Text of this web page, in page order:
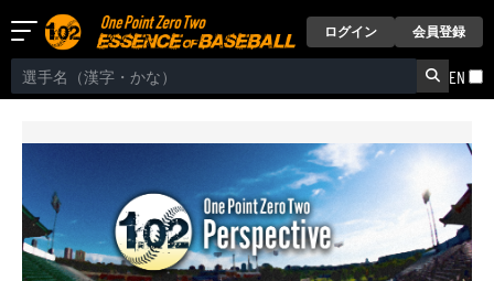
ログイン 会員登録
EN